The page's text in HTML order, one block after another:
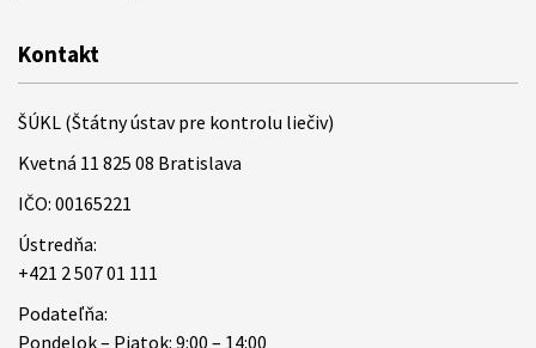
Kontakt
ŠÚKL (Štátny ústav pre kontrolu liečiv)
Kvetná 11 825 08 Bratislava
IČO: 00165221
Ústredňa:
+421 2 507 01 111
Podateľňa:
Pondelok – Piatok: 9:00 – 14:00